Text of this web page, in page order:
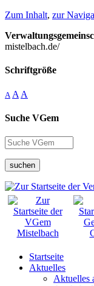
Zum Inhalt, zur
mistelbach.de/
Schriftgröße
A A A
Suche VGem
suchen
Startseite
Aktuelles
Aktuelles